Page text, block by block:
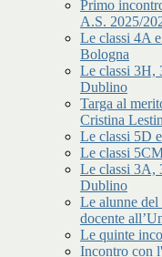
Primo
A.S. 2025/
Le classi 4A
Bologna
Le classi 3H,
Dublino
Targa al
Cristina
Le classi 5D
Le classi
Le classi 3A,
Dublino
Le alunne
docente
Le quinte
Incontro con